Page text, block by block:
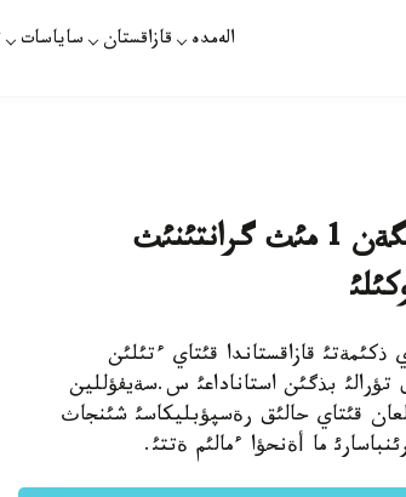
الەمدە قازاقستان ساياسات
قئتاي ذكئمةتئنئث قئتاي ءتئلئن ذيرةنؤگة بولگةن 1 مئث گرانتئنئث
- قئتاي ذكئمةتئ قازاقستاندا قئتاي ءتئلئن
تؤرالئ بذگئن استاناداعئ س.سةيفؤللين
قئتاي حالئق رةسپؤبليكاسئ شئنجاث
ما أةنحؤا ءمالئم ةتتئ.